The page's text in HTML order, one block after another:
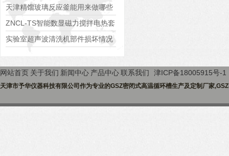
除
天津精馏玻璃反应釜能用来做哪些
反应呢？
ZNCL-TS智能数显磁力搅拌电热套
的使用方法
实验室超声波清洗机部件损坏情况
网站首页 关于我们 新闻中心 产品中心联系我们 津ICP备18005915号-1
天津市予华仪器科技有限公司作为专业的GSZ密闭式高温循环槽生产及定制厂家